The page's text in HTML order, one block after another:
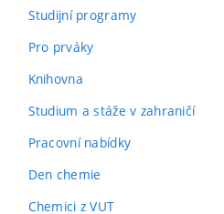
Studijní programy
Pro prváky
Knihovna
Studium a stáže v zahraničí
Pracovní nabídky
Den chemie
Chemici z VUT